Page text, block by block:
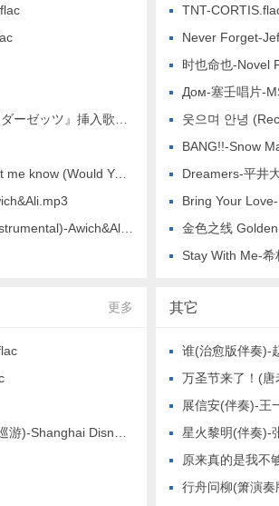
ッツ』挿入歌）.flac
Television Soundtrack))-NCT WIS
Awich&Ali.mp3
TNT-
Never Forget-
时也命也-Novel
Дом-塞壬唱片-
웃으며 안녕
BANG!!-Snow
Dreamers-平井
Bring Your
金色之线
Stay With Me-
更多
葛琪璘&吴婧&Charlie You.flac
其它
谁(治愈版伴奏)-
万圣节来了！(唐老鸭万圣夜反
展信安(伴奏)-王
星火黎明(伴奏)-
原来真的是我不
行舟问柳(箫演